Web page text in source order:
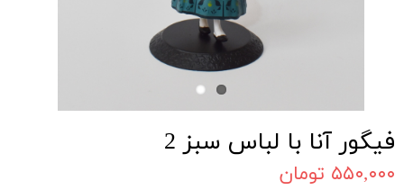
فیگور آنا با لباس سبز 2
۵۵۰,۰۰۰ تومان